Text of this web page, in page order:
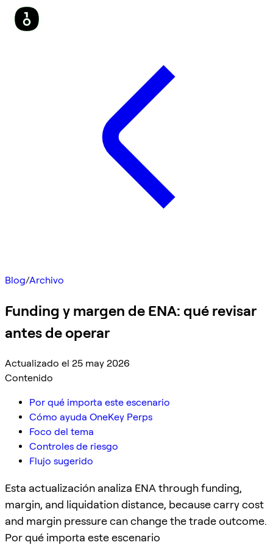
Blog/Archivo
Funding y margen de ENA: qué revisar
antes de operar
Actualizado el 25 may 2026
Contenido
Por qué importa este escenario
Cómo ayuda OneKey Perps
Foco del tema
Controles de riesgo
Flujo sugerido
Esta actualización analiza ENA through funding,
margin, and liquidation distance, because carry cost
and margin pressure can change the trade outcome.
Por qué importa este escenario